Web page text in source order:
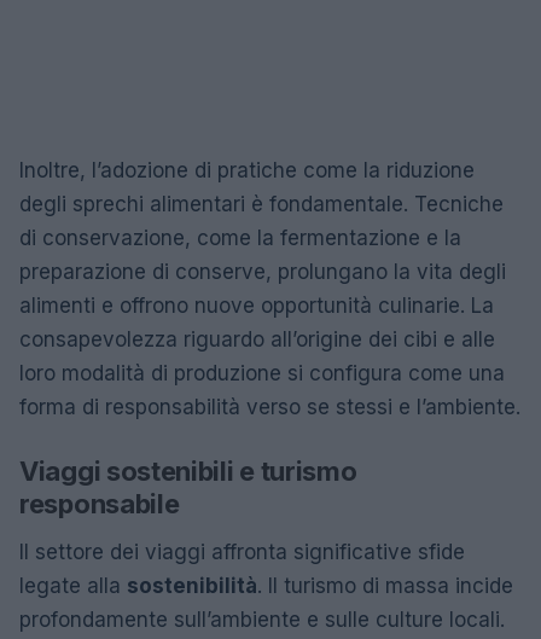
Inoltre, l’adozione di pratiche come la riduzione
degli sprechi alimentari è fondamentale. Tecniche
di conservazione, come la fermentazione e la
preparazione di conserve, prolungano la vita degli
alimenti e offrono nuove opportunità culinarie. La
consapevolezza riguardo all’origine dei cibi e alle
loro modalità di produzione si configura come una
forma di responsabilità verso se stessi e l’ambiente.
Viaggi sostenibili e turismo
responsabile
Il settore dei viaggi affronta significative sfide
legate alla sostenibilità. Il turismo di massa incide
profondamente sull’ambiente e sulle culture locali.